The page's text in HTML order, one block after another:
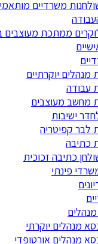
משרדיים
ממתכת מעוצבים
מנהלים יוקרתיים
עבודה
מחשב מעוצבים
ישיבות
לבר קפיטריה
כתיבה
כתיבה זכוכית
פינתי
מנהלים יוקרתי
מנהלים אורטופדי